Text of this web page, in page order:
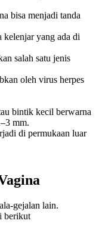
bisa menjadi tanda
yang ada di
salah satu jenis
oleh virus herpes
bintik kecil berwarna
mm.
di permukaan luar
gejalan lain.
berikut